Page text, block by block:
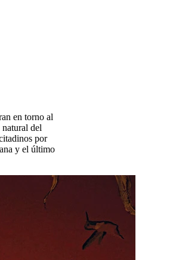
en torno al
del
por
y el último